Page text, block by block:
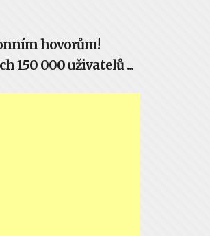
hovorům!
150 000 uživatelů ...